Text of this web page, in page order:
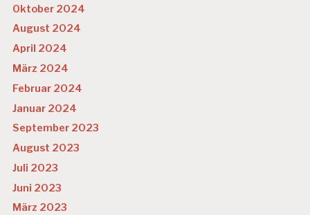
Oktober 2024
August 2024
April 2024
März 2024
Februar 2024
Januar 2024
September 2023
August 2023
Juli 2023
Juni 2023
März 2023